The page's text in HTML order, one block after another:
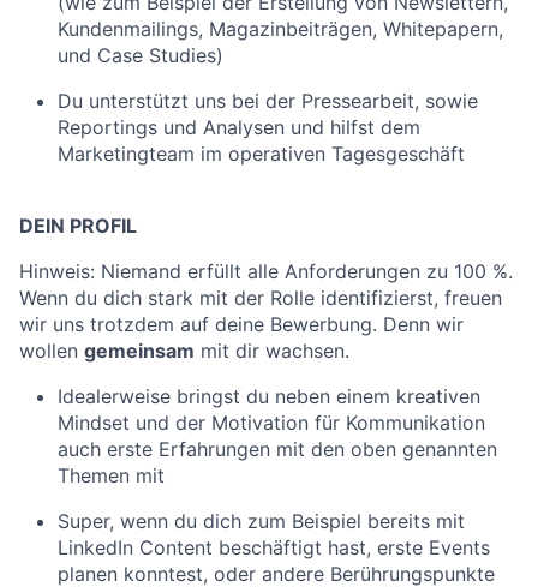
Kundenmailings, Magazinbeiträgen, Whitepapern,
und Case Studies)
Du unterstützt uns bei der Pressearbeit, sowie
Reportings und Analysen und hilfst dem
Marketingteam im operativen Tagesgeschäft
DEIN PROFIL
Hinweis: Niemand erfüllt alle Anforderungen zu 100 %.
Wenn du dich stark mit der Rolle identifizierst, freuen
wir uns trotzdem auf deine Bewerbung. Denn wir
wollen gemeinsam mit dir wachsen.
Idealerweise bringst du neben einem kreativen
Mindset und der Motivation für Kommunikation
auch erste Erfahrungen mit den oben genannten
Themen mit
Super, wenn du dich zum Beispiel bereits mit
LinkedIn Content beschäftigt hast, erste Events
planen konntest, oder andere Berührungspunkte